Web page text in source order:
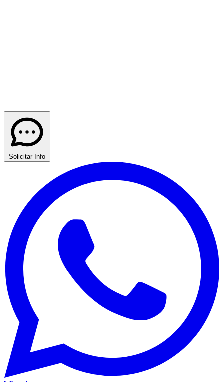
Solicitar Info